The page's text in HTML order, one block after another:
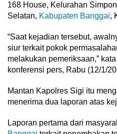
168 House, Kelurahan
Selatan, Kabupaten Banggai,
“Saat kejadian tersebut,
siur terkait pokok
melakukan pemeriksaan,”
konferensi pers, Rabu (12/1/
Mantan Kapolres Sigi itu
menerima dua laporan atas
Laporan pertama dari